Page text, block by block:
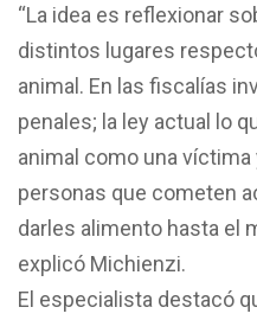
“La idea es reflexionar
distintos lugares
animal. En las fiscalías
penales; la ley actual lo
animal como una
personas que cometen
darles alimento hasta el
explicó Michienzi.
El especialista destacó